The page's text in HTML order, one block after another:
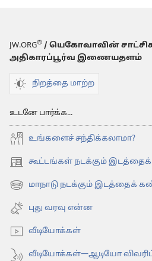
JW.ORG® / யெகோவாவின்
அதிகாரப்பூர்வ இணையதளம்
நிறத்தை மாற்ற
உடனே பார்க்க...
உங்களைச் சந்திக்கலாமா?
கூட்டங்கள் நடக்கும் இடத்தைக்
(opens
new மாநாடு நடக்கும் இடத்தைக்
(opens
new
window)
புது வரவு என்ன
வீடியோக்கள்
வீடியோக்கள்—ஆடியோ